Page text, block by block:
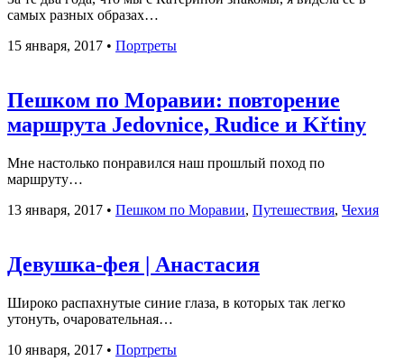
самых разных образах…
15 января, 2017 • Портреты
Пешком по Моравии: повторение
маршрута Jedovnice, Rudice и Křtiny
Мне настолько понравился наш прошлый поход по
маршруту…
13 января, 2017 • Пешком по Моравии, Путешествия, Чехия
Девушка-фея | Анастасия
Широко распахнутые синие глаза, в которых так легко
утонуть, очаровательная…
10 января, 2017 • Портреты